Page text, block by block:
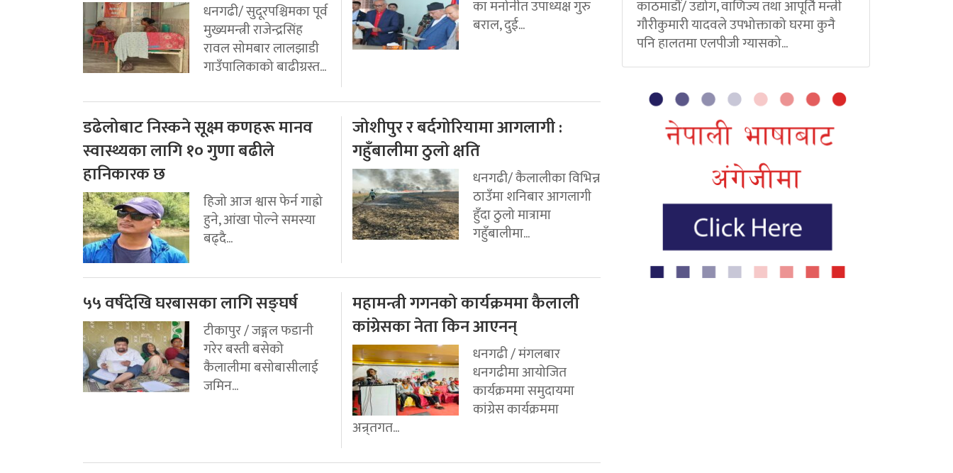
धनगढी/ सुदूरपश्चिमका पूर्व
मुख्यमन्त्री राजेन्द्रसिंह
रावल सोमबार लालझाडी
गाउँपालिकाको बाढीग्रस्त...
का मनोनीत उपाध्यक्ष गुरु
बराल, दुई...
डढेलोबाट निस्कने सूक्ष्म कणहरू मानव
स्वास्थ्यका लागि १० गुणा बढीले
हानिकारक छ
हिजो आज श्वास फेर्न गाह्रो
हुने, आंखा पोल्ने समस्या
बढ्दै...
जोशीपुर र बर्दगोरियामा आगलागी :
गहुँबालीमा ठुलो क्षति
धनगढी/ कैलालीका विभिन्न
ठाउँमा शनिबार आगलागी
हुँदा ठुलो मात्रामा
गहुँबालीमा...
५५ वर्षदेखि घरबासका लागि सङ्घर्ष
टीकापुर / जङ्गल फडानी
गरेर बस्ती बसेको
कैलालीमा बसोबासीलाई
जमिन...
महामन्त्री गगनको कार्यक्रममा कैलाली
कांग्रेसका नेता किन आएनन्
धनगढी / मंगलबार
धनगढीमा आयोजित
कार्यक्रममा समुदायमा
कांग्रेस कार्यक्रममा
अन्र्तगत...
काठमाडौं/ उद्योग, वाणिज्य तथा आपूर्ति मन्त्री
गौरीकुमारी यादवले उपभोक्ताको घरमा कुनै
पनि हालतमा एलपीजी ग्यासको...